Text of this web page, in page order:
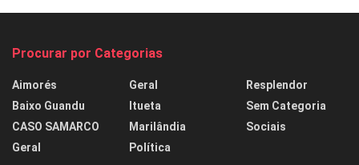
Procurar por Categorias
Aimorés
Baixo Guandu
CASO SAMARCO
Geral
Geral
Itueta
Marilândia
Política
Resplendor
Sem Categoria
Sociais